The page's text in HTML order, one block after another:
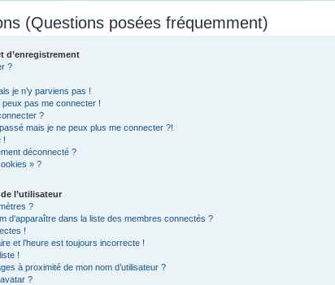
(Questions posées fréquemment)
d’enregistrement
?
je n’y parviens pas !
pas me connecter !
?
mais je ne peux plus me connecter ?!
!
déconnecté ?
» ?
l’utilisateur
?
d’apparaître dans la liste des membres connectés ?
!
et l’heure est toujours incorrecte !
!
à proximité de mon nom d’utilisateur ?
?